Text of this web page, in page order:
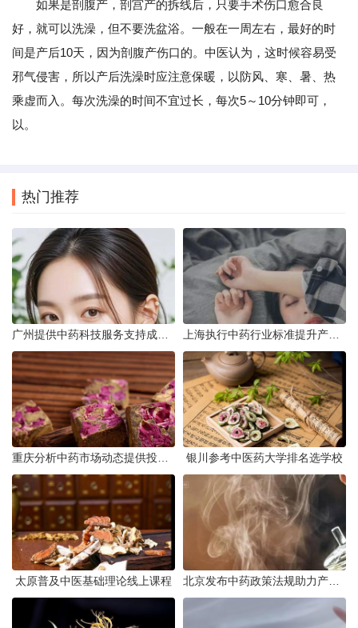
如果是剖腹产，剖宫产的拆线后，只要手术伤口愈合良
好，就可以洗澡，但不要洗盆浴。一般在一周左右，最好的时
间是产后10天，因为剖腹产伤口的。中医认为，这时候容易受
邪气侵害，所以产后洗澡时应注意保暖，以防风、寒、暑、热
乘虚而入。每次洗澡的时间不宜过长，每次5～10分钟即可，
以。
热门推荐
银川参考中医药大学排名选学校
太原普及中医基础理论线上课程